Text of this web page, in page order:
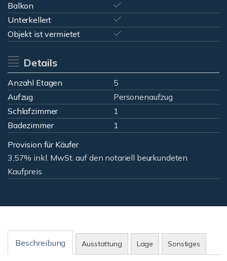
Balkon
Unterkellert
Objekt ist vermietet
Details
Anzahl Etagen
5
Aufzug
Personenaufzug
Schlafzimmer
1
Badezimmer
1
Provision für Käufer
3,57% inkl. MwSt. auf den notariell beurkundeten
Kaufpreis
Beschreibung Ausstattung Lage Sonstiges